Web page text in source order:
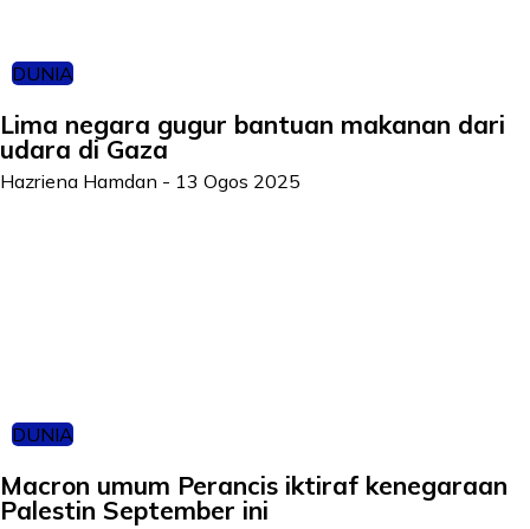
DUNIA
Lima negara gugur bantuan makanan dari
udara di Gaza
Hazriena Hamdan - 13 Ogos 2025
DUNIA
Macron umum Perancis iktiraf kenegaraan
Palestin September ini